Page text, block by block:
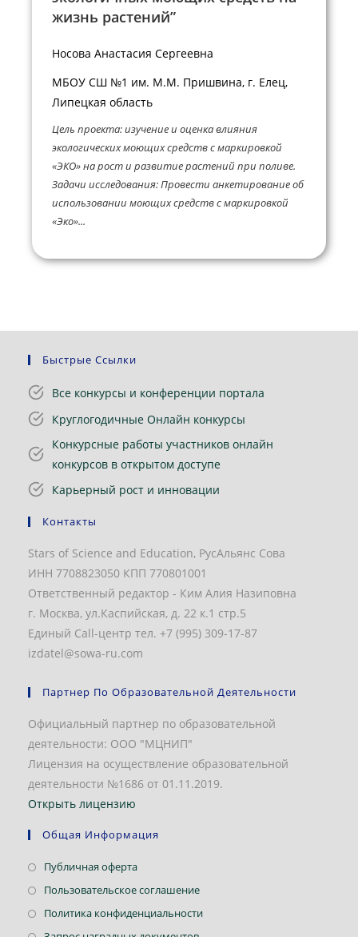
жизнь растений”
Носова Анастасия Сергеевна
МБОУ СШ №1 им. М.М. Пришвина, г. Елец,
Липецкая область
Цель проекта: изучение и оценка влияния
экологических моющих средств с маркировкой
«ЭКО» на рост и развитие растений при поливе.
Задачи исследования: Провести анкетирование об
использовании моющих средств с маркировкой
«Эко»...
Быстрые Ссылки
Все конкурсы и конференции портала
Круглогодичные Онлайн конкурсы
Конкурсные работы участников онлайн
конкурсов в открытом доступе
Карьерный рост и инновации
Контакты
Stars of Science and Education, РусАльянс Сова
ИНН 7708823050 КПП 770801001
Ответственный редактор - Ким Алия Назиповна
г. Москва, ул.Каспийская, д. 22 к.1 стр.5
Единый Call-центр тел. +7 (995) 309-17-87
izdatel@sowa-ru.com
Партнер По Образовательной Деятельности
Официальный партнер по образовательной
деятельности: ООО "МЦНИП"
Лицензия на осуществление образовательной
деятельности №1686 от 01.11.2019.
Открыть лицензию
Общая Информация
Публичная офертаОткроется
в
Пользовательское соглашениеОткроется
в
Политика конфиденциальностиОткроется